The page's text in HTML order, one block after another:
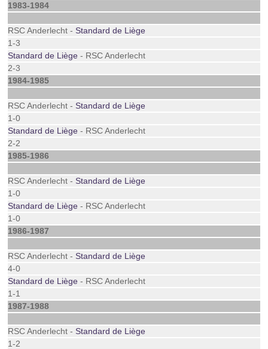
1983-1984
RSC Anderlecht -Standard de Liège
1-3
Standard de Liège - RSC Anderlecht
2-3
1984-1985
RSC Anderlecht -Standard de Liège
1-0
Standard de Liège - RSC Anderlecht
2-2
1985-1986
RSC Anderlecht -Standard de Liège
1-0
Standard de Liège - RSC Anderlecht
1-0
1986-1987
RSC Anderlecht -Standard de Liège
4-0
Standard de Liège - RSC Anderlecht
1-1
1987-1988
RSC Anderlecht -Standard de Liège
1-2